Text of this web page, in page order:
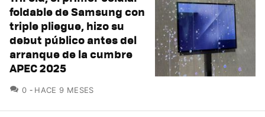
foldable de Samsung con
triple pliegue, hizo su
debut público antes del
arranque de la cumbre
APEC 2025
0 COMENTARIOS
HACE 9 MESES